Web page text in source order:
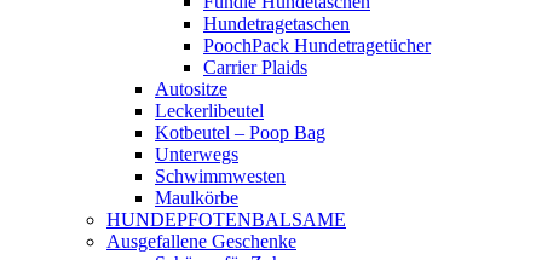
Hundetragetaschen
PoochPack Hundetragetücher
Carrier Plaids
Autositze
Leckerlibeutel
Kotbeutel – Poop Bag
Unterwegs
Schwimmwesten
Maulkörbe
HUNDEPFOTENBALSAME
Ausgefallene Geschenke